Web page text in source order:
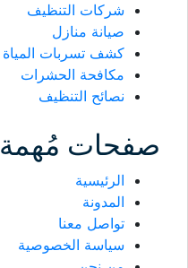
شركات التنظيف
صيانة منازل
كشف تسربات المياة
مكافحة الحشرات
نصائح التنظيف
صفحات مُهمة
الرئيسية
المدونة
تواصل معنا
سياسة الخصوصية